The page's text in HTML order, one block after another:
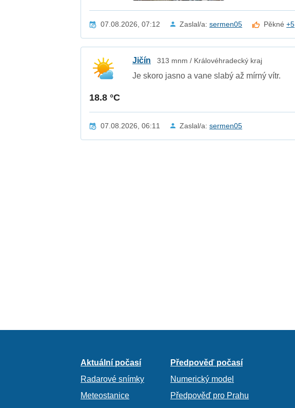
07.08.2026, 07:12 Zaslal/a:sermen05 Pěkné+5
18.8 °C
Jičín 313 mnm / Královéhradecký kraj
Je skoro jasno a vane slabý až mírný vítr.
07.08.2026, 06:11 Zaslal/a:sermen05
Aktuální počasí
Radarové snímky
Meteostanice
Předpověď počasí
Numerický model
Předpověď pro Prahu